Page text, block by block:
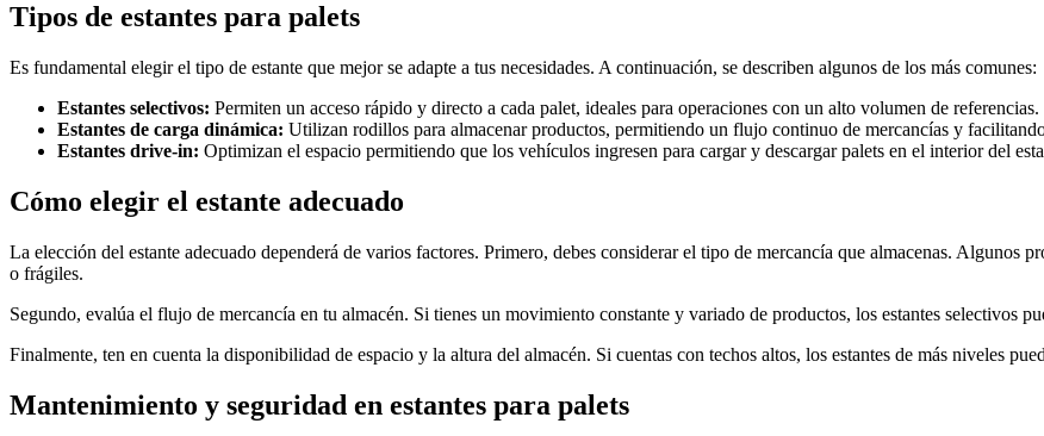
Tipos de estantes para palets
Es fundamental elegir el tipo de estante que mejor se adapte a tus necesidades. A continuación, se describen algunos de los más comunes:
Estantes selectivos: Permiten un acceso rápido y directo a cada palet, ideales para operaciones con un alto volumen de referencias.
Estantes de carga dinámica: Utilizan rodillos para almacenar productos, permitiendo un flujo continuo de mercancías y
Estantes drive-in: Optimizan el espacio permitiendo que los vehículos ingresen para cargar y descargar palets en el interior del
Cómo elegir el estante adecuado
La elección del estante adecuado dependerá de varios factores. Primero, debes considerar el tipo de mercancía que almacenas. Algunos
o frágiles.
Segundo, evalúa el flujo de mercancía en tu almacén. Si tienes un movimiento constante y variado de productos, los estantes selectivos
Finalmente, ten en cuenta la disponibilidad de espacio y la altura del almacén. Si cuentas con techos altos, los estantes de más niveles
Mantenimiento y seguridad en estantes para palets